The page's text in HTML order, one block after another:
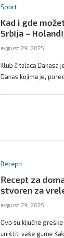
Sport
Kad i gde
Srbija –
avgust 29, 2025
Klub čitalaca Danasa
Danas kojima je,
Recepti
Recept za
stvoren za
avgust 29, 2025
Ovo su ključne
uništiti vaše gume